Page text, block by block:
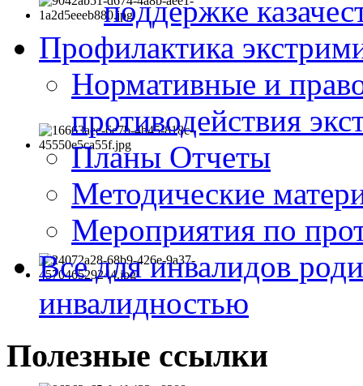
поддержке
Профилактика
Нормативные и
противодействия
Планы Отчеты
Методические
Мероприятия по
Все для инвалидов
инвалидностью
Полезные ссылки